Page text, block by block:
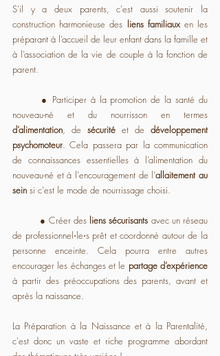
S'il y a deux parents, c'est aussi soutenir la
construction harmonieuse des liens familiaux en les
préparant à l’accueil de leur enfant dans la famille et
à l’association de la vie de couple à la fonction de
parent.
d’alimentation, de sécurité et de développement
psychomoteur. Cela passera par la communication
de connaissances essentielles à l’alimentation du
nouveau-né et à l'encouragement de l’allaitement au
sein si c'est le mode de nourrissage choisi.
	● Créer des
liens sécurisants avec un réseau
de professionnel⋅le⋅s prêt et coordonné autour de la
personne enceinte. Cela pourra entre autres
encourager les échanges et le partage d’expérience
à partir des préoccupations des parents, avant et
après la naissance.
La Préparation à la Naissance et à la Parentalité,
c'est donc un vaste et riche programme abordant